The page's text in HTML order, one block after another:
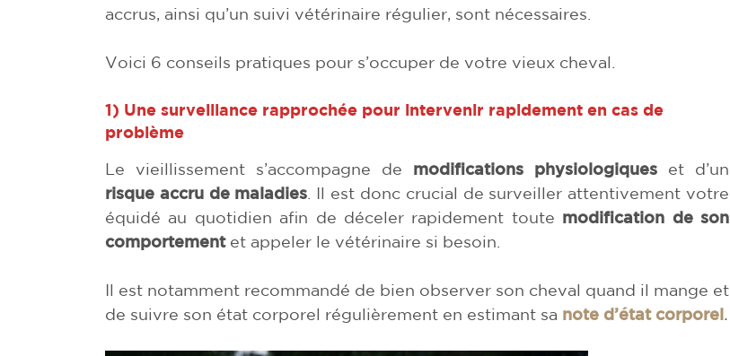
accrus, ainsi qu’un suivi vétérinaire régulier, sont nécessaires.
Voici 6 conseils pratiques pour s’occuper de votre vieux cheval.
1) Une surveillance rapprochée pour intervenir rapidement en cas de
problème
Le vieillissement s’accompagne de modifications physiologiques et d’un
risque accru de maladies . Il est donc crucial de surveiller attentivement votre
équidé au quotidien afin de déceler rapidement toute modification de son
comportementet appeler le vétérinaire si besoin.
Il est notamment recommandé de bien observer son cheval quand il mange et
de suivre son état corporel régulièrement en estimant sa note d’état corporel.